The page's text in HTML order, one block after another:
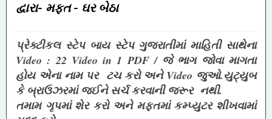
દ્વારા- મફત - ઘર બેઠા
પ્રેક્ટીકલ સ્ટેપ બાય સ્ટેપ ગુજરાતીમાં માહિતી સાથેના
Video : 22 Video in 1 PDF / જે ભાગ જોવા માગતા
હોય એના નામ પર ટચ કરો અને Video જુઓ.યુટ્યુબ
કે બ્રાઉઝરમાં જઈને સર્ચ કરવાની જરૂર નથી.
તમામ ગૃપમાં શેર કરો અને મફતમાં કમ્પ્યુટર શીખવામાં